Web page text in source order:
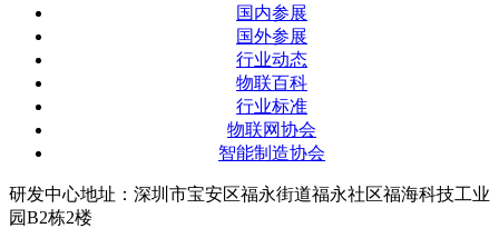
国内参展
国外参展
行业动态
物联百科
行业标准
物联网协会
智能制造协会
研发中心地址：深圳市宝安区福永街道福永社区福海科技工业
园B2栋2楼